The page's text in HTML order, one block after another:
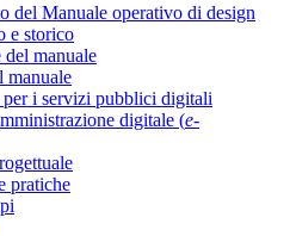
del Manuale operativo di design
e storico
del manuale
manuale
i servizi pubblici digitali
digitale (e-
pratiche